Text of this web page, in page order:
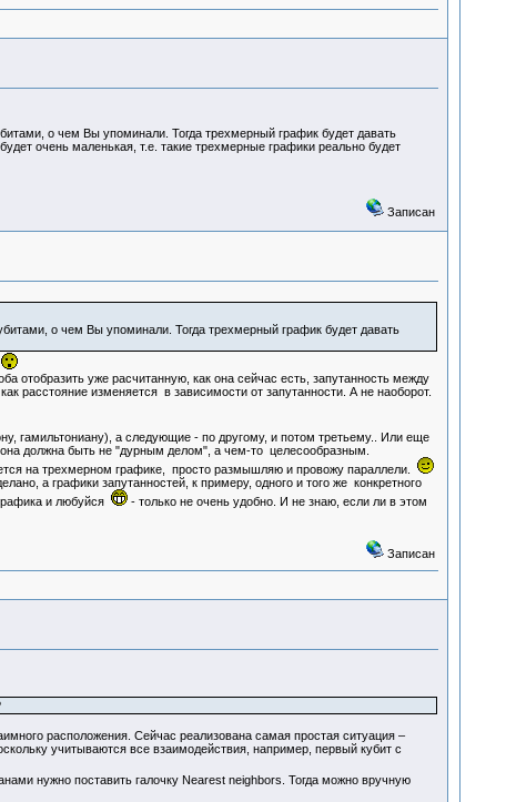
о чем Вы упоминали. Тогда трехмерный график будет давать
очень маленькая, т.е. такие трехмерные графики реально будет
Записан
о чем Вы упоминали. Тогда трехмерный график будет давать
отобразить уже расчитанную, как она сейчас есть, запутанность между
расстояние изменяется в зависимости от запутанности. А не наоборот.
гамильтониану), а следующие - по другому, и потом третьему.. Или еще
она должна быть не "дурным делом", а чем-то целесообразным.
на трехмерном графике, просто размышляю и провожу параллели.
а графики запутанностей, к примеру, одного и того же конкретного
и любуйся
- только не очень удобно. И не знаю, если ли в этом
Записан
расположения. Сейчас реализована самая простая ситуация –
учитываются все взаимодействия, например, первый кубит с
нужно поставить галочку Nearest neighbors. Тогда можно вручную